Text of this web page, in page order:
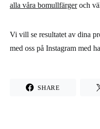
alla våra bomullfärgeroch
Vi vill se resultatet av dina
med oss ​​på Instagram med
SHARE